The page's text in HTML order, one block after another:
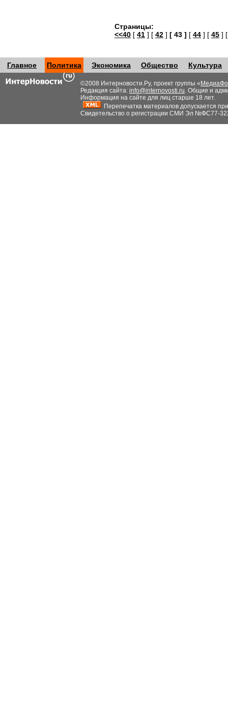
Страницы:
<<40 [ 41 ] [ 42 ] [ 43 ] [ 44 ] [ 45 ]
Главное Политика Экономика Общество Культура
©2008 Интерновости.Ру, проект группы «
Редакция сайта: info@internovosti.ru. Общие и
Информация на сайте для лиц старше 18 лет.
Перепечатка материалов допускается
Свидетельство о регистрации СМИ Эл №ФС77-